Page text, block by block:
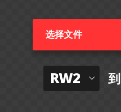
选择文件
RW2 到